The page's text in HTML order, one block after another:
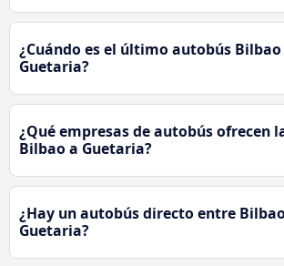
¿Cuándo es el último autobús Bilbao
Guetaria?
¿Qué empresas de autobús ofrecen
Bilbao a Guetaria?
¿Hay un autobús directo entre
Guetaria?